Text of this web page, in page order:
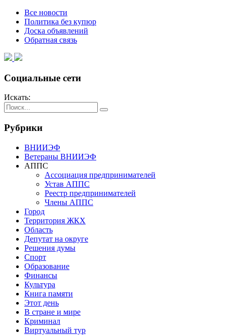
Все новости
Политика без купюр
Доска объявлений
Обратная связь
Социальные сети
Искать:
Рубрики
ВНИИЭФ
Ветераны ВНИИЭФ
АППС
Ассоциация предпринимателей
Устав АППС
Реестр предпринимателей
Члены АППС
Город
Территория ЖКХ
Область
Депутат на округе
Решения думы
Спорт
Образование
Финансы
Культура
Книга памяти
Этот день
В стране и мире
Криминал
Виртуальный тур